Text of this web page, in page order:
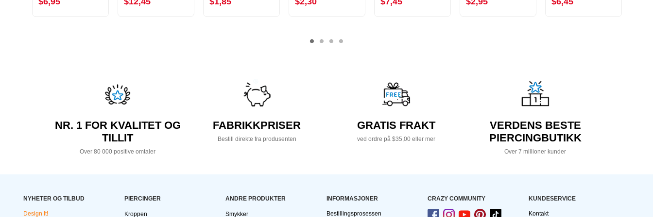
NR. 1 FOR KVALITET OG
TILLIT
Over 80 000 positive omtaler
FABRIKKPRISER
Bestill direkte fra produsenten
GRATIS FRAKT
ved ordre på $35,00 eller mer
VERDENS BESTE
PIERCINGBUTIKK
Over 7 millioner kunder
NYHETER OG TILBUD
Design It!
PIERCINGER
Kroppen
ANDRE PRODUKTER
Smykker
INFORMASJONER
Bestillingsprosessen
CRAZY COMMUNITY KUNDESERVICE
Kontakt